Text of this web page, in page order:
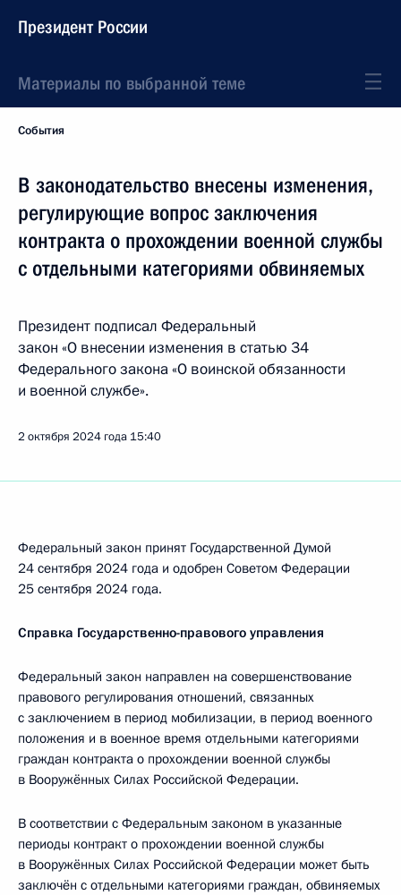
Президент России
Материалы по выбранной теме
События
В законодательство внесены изменения,
регулирующие вопрос заключения
контракта о прохождении военной службы
с отдельными категориями обвиняемых
Президент подписал Федеральный
закон «О внесении изменения в статью 34
Федерального закона «О воинской обязанности
и военной службе».
2 октября 2024 года 15:40
Федеральный закон принят Государственной Думой
24 сентября 2024 года и одобрен Советом Федерации
25 сентября 2024 года.
Справка Государственно-правового управления
Федеральный закон направлен на совершенствование
правового регулирования отношений, связанных
с заключением в период мобилизации, в период военного
положения и в военное время отдельными категориями
граждан контракта о прохождении военной службы
в Вооружённых Силах Российской Федерации.
В соответствии с Федеральным законом в указанные
периоды контракт о прохождении военной службы
в Вооружённых Силах Российской Федерации может быть
заключён с отдельными категориями граждан, обвиняемых